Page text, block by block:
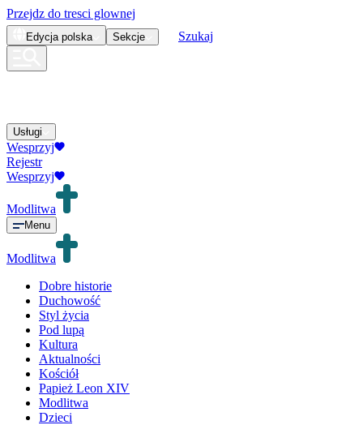
Przejdz do tresci glownej
Edycja polska Sekcje Szukaj
Usługi
Wesprzyj
Rejestr
Wesprzyj
Modlitwa
Menu
Modlitwa
Dobre historie
Duchowość
Styl życia
Pod lupą
Kultura
Aktualności
Kościół
Papież Leon XIV
Modlitwa
Dzieci